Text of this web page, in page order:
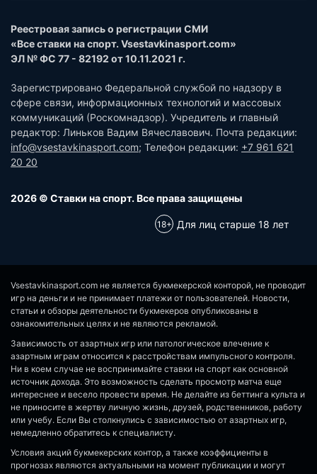
Реестровая запись о регистрации СМИ
«Все ставки на спорт. Vsestavkinasport.com»
ЭЛ № ФС 77 - 82192 от 10.11.2021 г.
Зарегистрировано Федеральной службой по надзору в
сфере связи, информационных технологий и массовых
коммуникаций (Роскомнадзор). Учредитель и главный
редактор: Линьков Вадим Вячеславович. Почта редакции:
info@vsestavkinasport.com; Телефон редакции: +7 961 621
20 20
2026 © Ставки на спорт. Все права защищены
Для лиц старше 18 лет
Vsestavkinasport.com не является букмекерской конторой, не проводит
игр на деньги и не принимает платежи от пользователей. Новости,
статьи и обзоры деятельности букмекеров опубликованы в
ознакомительных целях и не являются рекламой.
Зависимость от азартных игр или патологическое влечение к
азартным играм относится к расстройствам импульсного контроля.
Ни в коем случае не воспринимайте ставки на спорт как основной
источник дохода. Это возможность сделать просмотр матча еще
интереснее и весело провести время. Не делайте из беттинга культа и
не приносите в жертву личную жизнь, друзей, родственников, работу
или учебу. Если Вы столкнулись с зависимостью от азартных игр,
немедленно обратитесь к специалисту.
Условия акций букмекерских контор, а также коэффициенты в
прогнозах являются актуальными на момент публикации и могут